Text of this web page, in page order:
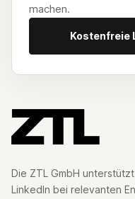
machen.
Kostenfreie
Die ZTL GmbH
LinkedIn bei relevanten